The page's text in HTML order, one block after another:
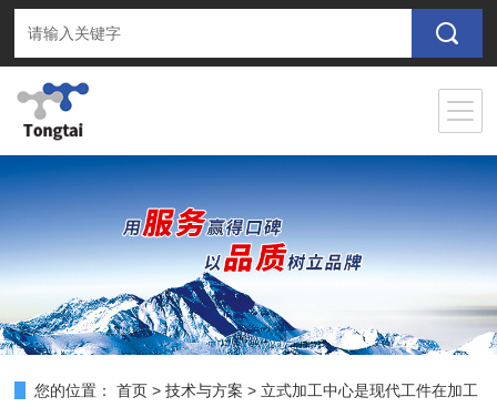
您的位置： 首页 >技术与方案 > 立式加工中心是现代工件在加工